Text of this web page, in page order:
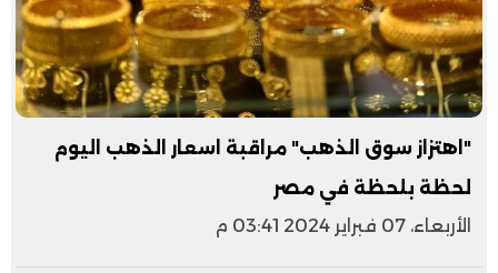
"اهتزاز سوق الذهب" مراقبة اسعار الذهب اليوم
لحظة بلحظة في مصر
الأربعاء، 07 فبراير 2024 03:41 م